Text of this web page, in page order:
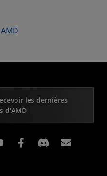
les dernières
d'AMD
Facebook